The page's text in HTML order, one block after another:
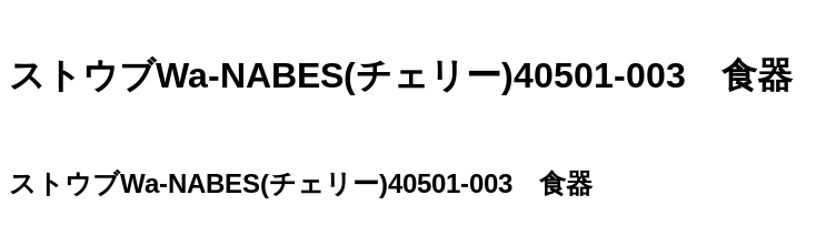
ストウブWa-NABES(チェリー)40501-003 食器
ストウブWa-NABES(チェリー)40501-003 食器